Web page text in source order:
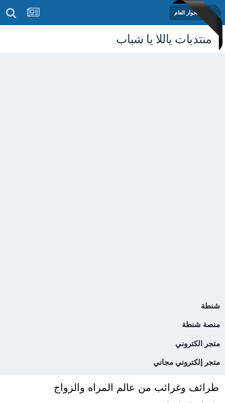
منتدى الحوار العام
منتديات ياللا يا شباب
شنطة
منصة شنطة
متجر الكتروني
متجر إلكتروني مجاني
طرائف وغرائب من عالم المراه والزواج